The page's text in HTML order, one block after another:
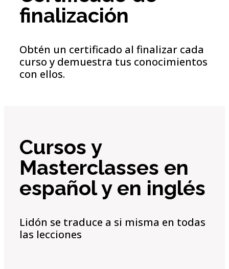
finalización
Obtén un certificado al finalizar cada
curso y demuestra tus conocimientos
con ellos.
Cursos y
Masterclasses en
español y en inglés
Lidón se traduce a si misma en todas
las lecciones